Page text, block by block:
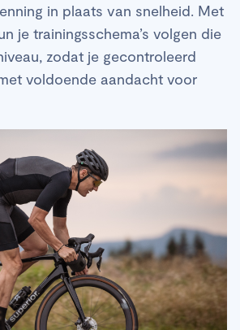
in plaats van snelheid. Met
je trainingsschema’s volgen die
zodat je gecontroleerd
voldoende aandacht voor